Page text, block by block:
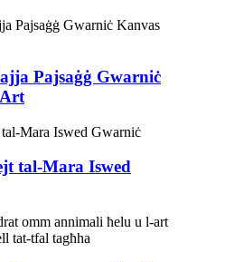
Pajsaġġ Gwarniċ
tal-Mara Iswed